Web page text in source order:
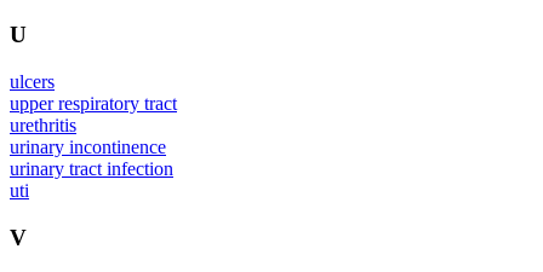
U
ulcers
upper respiratory tract
urethritis
urinary incontinence
urinary tract infection
uti
V